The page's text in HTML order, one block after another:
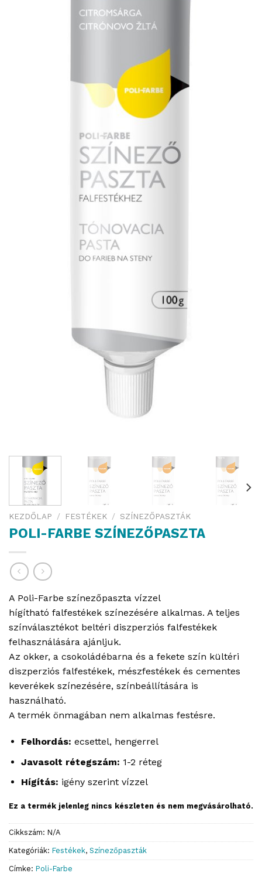
KEZDŐLAP / FESTÉKEK / SZÍNEZŐPASZTÁK
POLI-FARBE SZÍNEZŐPASZTA
A Poli-Farbe színezőpaszta vízzel
hígítható falfestékek színezésére alkalmas. A teljes
színválasztékot beltéri diszperziós falfestékek
felhasználására ajánljuk.
Az okker, a csokoládébarna és a fekete szín kültéri
diszperziós falfestékek, mészfestékek és cementes
keverékek színezésére, színbeállítására is
használható.
A termék önmagában nem alkalmas festésre.
Felhordás: ecsettel, hengerrel
Javasolt rétegszám: 1-2 réteg
Hígítás: igény szerint vízzel
Ez a termék jelenleg nincs készleten és nem megvásárolható.
Cikkszám: N/A
Kategóriák: Festékek, Színezőpaszták
Címke: Poli-Farbe